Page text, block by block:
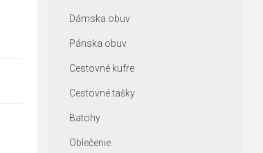
Dámska obuv
Pánska obuv
Cestovné kufre
Cestovné tašky
Batohy
Oblečenie